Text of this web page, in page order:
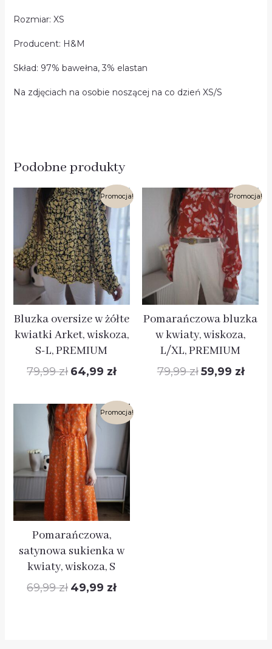
Rozmiar: XS
Producent: H&M
Skład: 97% bawełna, 3% elastan
Na zdjęciach na osobie noszącej na co dzień XS/S
Podobne produkty
Promocja!
Bluzka oversize w żółte
kwiatki Arket, wiskoza,
S-L, PREMIUM
79,99zł
Pierwotna
cena
wynosiła:
79,99 zł.
64,99 zł
Aktualna
cena
wynosi:
64,99 zł.
Promocja!
Pomarańczowa bluzka
w kwiaty, wiskoza,
L/XL, PREMIUM
79,99zł
Pierwotna
cena
wynosiła:
79,99 zł.
59,99 zł
cena
Promocja!
Pomarańczowa,
satynowa sukienka w
kwiaty, wiskoza, S
69,99zł
Pierwotna
cena
wynosiła:
69,99 zł.
49,99 zł
Aktualna
cena
wynosi:
49,99 zł.